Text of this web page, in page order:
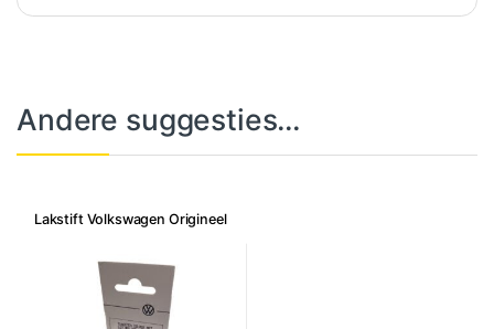
Andere suggesties…
Lakstift Volkswagen Origineel